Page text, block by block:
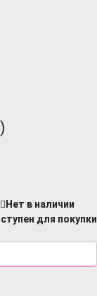
Нет в наличии
для покупки